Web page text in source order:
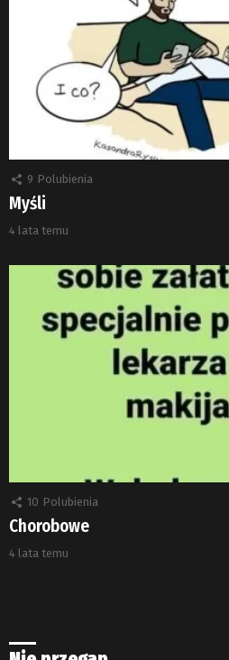
9 Polubienia
Myśli
4 lata temu
10 Polubienia
Chorobowe
4 lata temu